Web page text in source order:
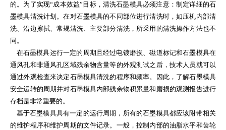
的。为了实现“成本效益”目标，清洗石墨模具必须注意：制定详细的石
墨模具清洗计划。在对石墨模具的不同部位进行清洗时，如压机内部清
洗、沿边擦拭、常规清洗、主要部分清洗，所采用的清洗操作方法也不
同。
在石墨模具运行一定的周期且经过电镀磨损、磁道标记和石墨模具在
通风孔和非通风孔区域残余物含量等的外观测试之后，技术人员就可以
通过外观检查来决定石墨模具清洗的程序和频率。因此，了解石墨模具
安全运转的周期并对石墨模具内部残余物积累量和磨损的观测报告进行
存档是非常重要的。
基于石墨模具具有一定的运行周期，所有的石墨模具都应该附带相关
的维护程序和维护周期的文件记录。一般，控制内部的油脂水平和齿轮